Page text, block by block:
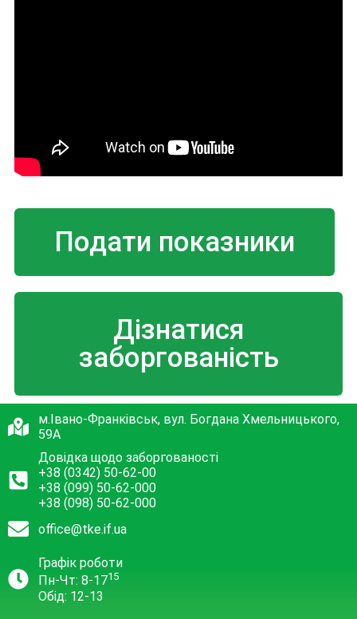
Подати показники
Дізнатися
заборгованість
м.Івано-Франківськ, вул. Богдана Хмельницького,
59А
Довідка щодо заборгованості
+38 (0342) 50-62-00
+38 (099) 50-62-000
+38 (098) 50-62-000
office@tke.if.ua
Графік роботи
Пн-Чт: 8-1715
Обід: 12-13